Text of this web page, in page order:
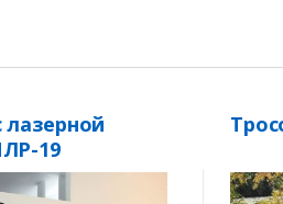
лазерной
19